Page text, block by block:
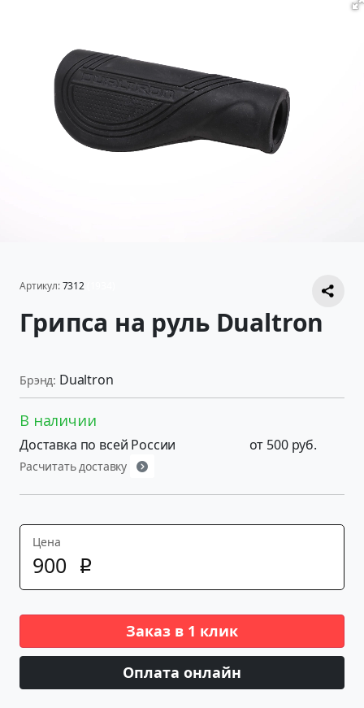
Артикул:7312
Грипса на руль Dualtron
Брэнд: Dualtron
В наличии
Доставка по всей России
Расчитать доставку
от 500 руб.
Цена
900 p
Заказ в 1 клик
Оплата онлайн